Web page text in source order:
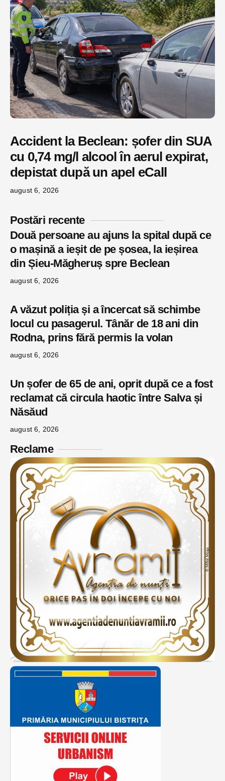
Accident la Beclean: șofer din SUA
cu 0,74 mg/l alcool în aerul expirat,
depistat după un apel eCall
august 6, 2026
Postări recente
Două persoane au ajuns la spital după ce
o mașină a ieșit de pe șosea, la ieșirea
din Șieu-Măgheruș spre Beclean
august 6, 2026
A văzut poliția și a încercat să schimbe
locul cu pasagerul. Tânăr de 18 ani din
Rodna, prins fără permis la volan
august 6, 2026
Un șofer de 65 de ani, oprit după ce a fost
reclamat că circula haotic între Salva și
Năsăud
august 6, 2026
Reclame